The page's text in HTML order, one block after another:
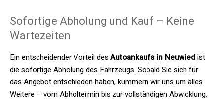
Sofortige Abholung und Kauf – Keine
Wartezeiten
Ein entscheidender Vorteil des Autoankaufs in Neuwiedist
die sofortige Abholung des Fahrzeugs. Sobald Sie sich für
das Angebot entschieden haben, kümmern wir uns um alles
Weitere – vom Abholtermin bis zur vollständigen Abwicklung.